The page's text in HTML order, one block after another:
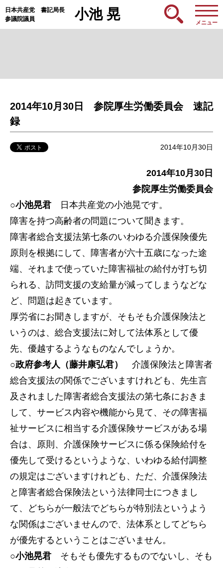
日本共産党 書記局長
参議院議員
小池 晃
メニュー
2014年10月30日 参院厚生労働委員会 速記
録
2014年10月30日
2014年10月30日
参院厚生労働委員会
○小池晃君 日本共産党の小池晃です。
障害を持つ高齢者の問題について聞きます。
障害者総合支援法第七条のいわゆる介護保険優先
原則を根拠にして、障害者が六十五歳になった途
端、それまで使っていた障害福祉の給付が打ち切
られる、訪問支援の支給量が減ってしまうなどな
ど、問題は起きています。
厚労省にお聞きしますが、そもそも介護保険法と
いうのは、総合支援法に対して法体系として優
先、優越するようなものなんでしょうか。
○政府参考人（藤井康弘君）
介護保険法と障害者
総合支援法の関係でございますけれども、先生言
及されました障害者総合支援法の第七条におきま
して、サービス内容や機能から見て、その障害福
祉サービスに相当する介護保険サービスがある場
合は、原則、介護保険サービスに係る保険給付を
優先して受けるというような、いわゆる給付調整
の規定はございますけれども、ただ、介護保険法
と障害者総合保険法という法律同士につきまし
て、どちらが一般法でどちらが特別法というよう
な関係はございませんので、法体系としてどちら
が優先するということはございません。
○小池晃君 そもそも優先するものでないし、そも